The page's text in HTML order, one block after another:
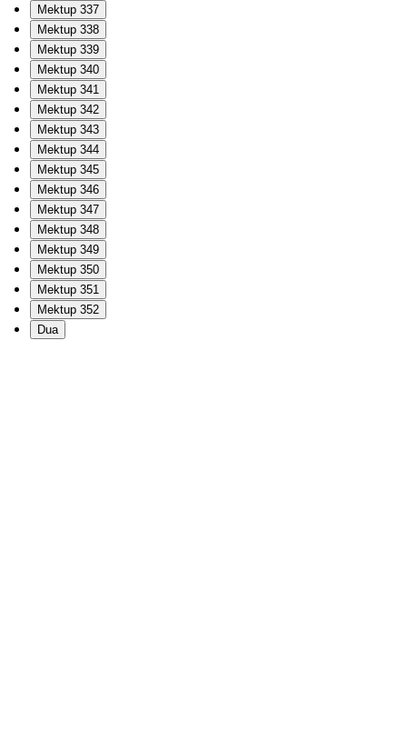
Mektup 337
Mektup 338
Mektup 339
Mektup 340
Mektup 341
Mektup 342
Mektup 343
Mektup 344
Mektup 345
Mektup 346
Mektup 347
Mektup 348
Mektup 349
Mektup 350
Mektup 351
Mektup 352
Dua